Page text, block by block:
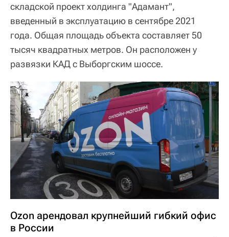
складской проект холдинга "Адамант",
введенный в эксплуатацию в сентябре 2021
года. Общая площадь объекта составляет 50
тысяч квадратных метров. Он расположен у
развязки КАД с Выборгским шоссе.
Ozon арендовал крупнейший гибкий офис
в России